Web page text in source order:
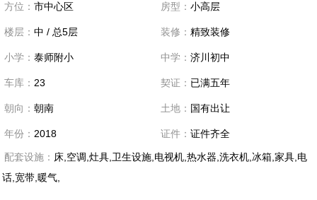
方位： 市中心区 房型： 小高层
楼层： 中 / 总5层 装修： 精致装修
小学： 泰师附小 中学： 济川初中
车库： 23 契证： 已满五年
朝向： 朝南 土地： 国有出让
年份： 2018 证件： 证件齐全
配套设施： 床,空调,灶具,卫生设施,电视机,热水器,洗衣机,冰箱,家具,电
话,宽带,暖气,